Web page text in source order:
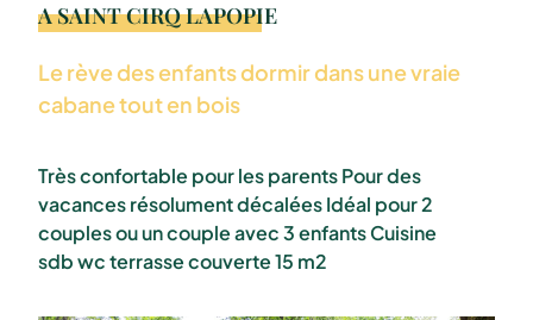
A SAINT CIRQ LAPOPIE
Le rève des enfants dormir dans une vraie
cabane tout en bois
Très confortable pour les parents Pour des
vacances résolument décalées Idéal pour 2
couples ou un couple avec 3 enfants Cuisine
sdb wc terrasse couverte 15 m2